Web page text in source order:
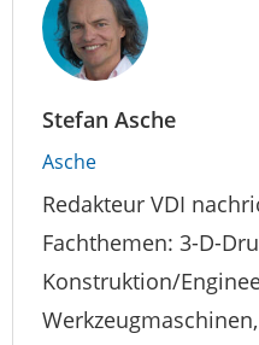
Stefan Asche
Asche
Redakteur VDI
Fachthemen: 3-D-
Konstruktion/